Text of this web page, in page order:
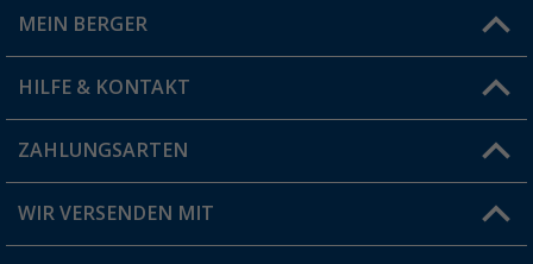
Filiale finden
MEIN BERGER
Vorteilskarte
Blog
Jobs & Karriere
HILFE & KONTAKT
FAQ & Kontakt
Versandinformationen
ZAHLUNGSARTEN
WIR VERSENDEN MIT